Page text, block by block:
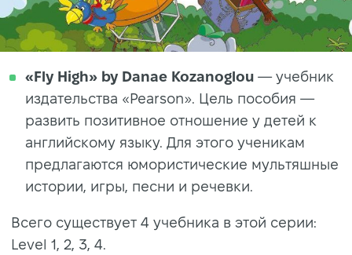
«Fly High» by Danae Kozanoglou — учебник
издательства «Pearson». Цель пособия —
развить позитивное отношение у детей к
английскому языку. Для этого ученикам
предлагаются юмористические мультяшные
истории, игры, песни и речевки.
Всего существует 4 учебника в этой серии:
Level 1, 2, 3, 4.